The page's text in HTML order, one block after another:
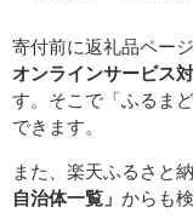
寄付前に返礼品ペー
オンラインサービス
す。そこで「ふるま
できます。
また、楽天ふるさと
自治体一覧」 からも